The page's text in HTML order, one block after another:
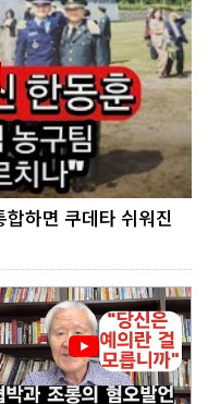
하면 쿠데타 쉬워진